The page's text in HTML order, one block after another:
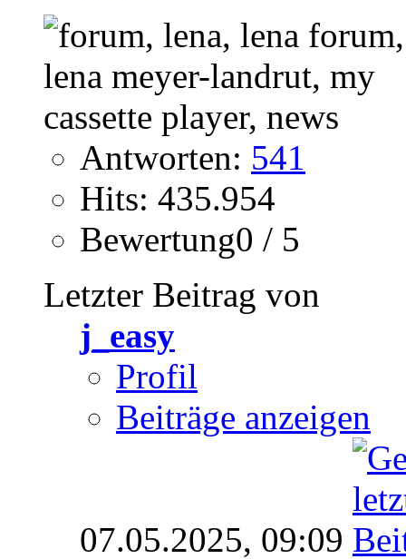
Antworten: 541
Hits: 435.954
Bewertung0 / 5
Letzter Beitrag von
j_easy
Profil
Beiträge anzeigen
07.05.2025, 09:09